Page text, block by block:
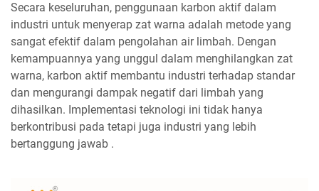
Secara keseluruhan, penggunaan karbon aktif dalam
industri untuk menyerap zat warna adalah metode yang
sangat efektif dalam pengolahan air limbah. Dengan
kemampuannya yang unggul dalam menghilangkan zat
warna, karbon aktif membantu industri terhadap standar
dan mengurangi dampak negatif dari limbah yang
dihasilkan. Implementasi teknologi ini tidak hanya
berkontribusi pada tetapi juga industri yang lebih
bertanggung jawab .